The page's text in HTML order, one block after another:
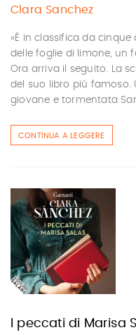
Clara Sanchez
«È in classifica da
delle foglie di limone, un
Ora arriva il seguito. La
del suo libro più famoso.
giovane e tormentata
CONTINUA A LEGGERE
I peccati di Marisa